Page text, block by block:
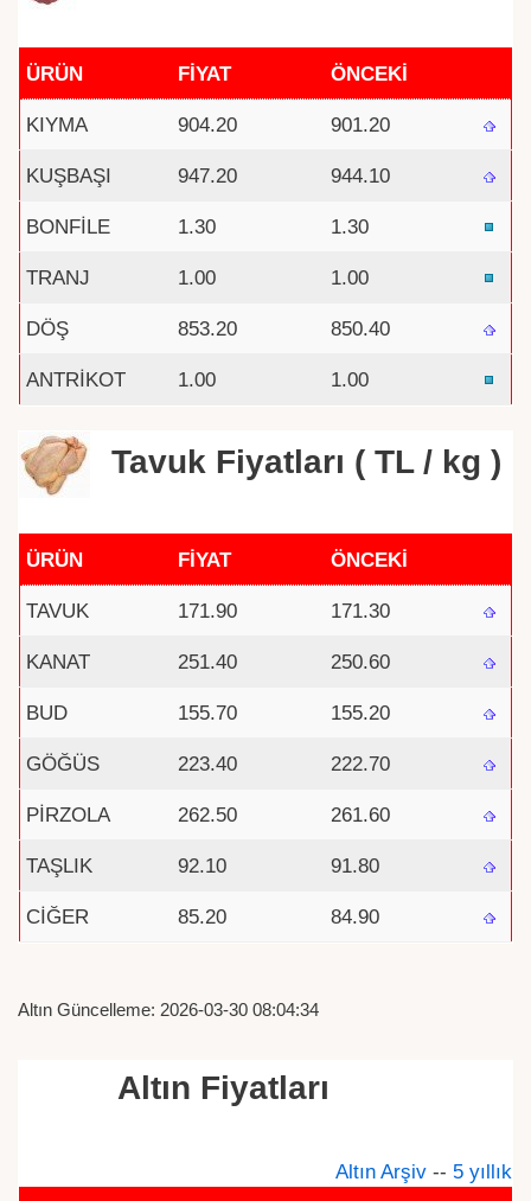
ÜRÜN FİYAT ÖNCEKİ
KIYMA 904.20 901.20
KUŞBAŞI 947.20 944.10
BONFİLE 1.30 1.30
TRANJ 1.00 1.00
DÖŞ 853.20 850.40
ANTRİKOT 1.00 1.00
Tavuk Fiyatları ( TL / kg )
ÜRÜN FİYAT ÖNCEKİ
TAVUK 171.90 171.30
KANAT 251.40 250.60
BUD 155.70 155.20
GÖĞÜS 223.40 222.70
PİRZOLA 262.50 261.60
TAŞLIK 92.10 91.80
CİĞER 85.20 84.90
Altın Güncelleme: 2026-03-30 08:04:34
Altın Fiyatları
Altın Arşiv -- 5 yıllık